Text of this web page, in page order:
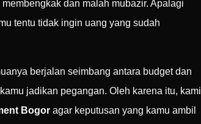
dan malah mubazir. Apalagi
tentu tidak ingin uang yang sudah
berjalan seimbang antara budget dan
jadikan pegangan. Oleh karena itu, kami
Bogor agar keputusan yang kamu ambil